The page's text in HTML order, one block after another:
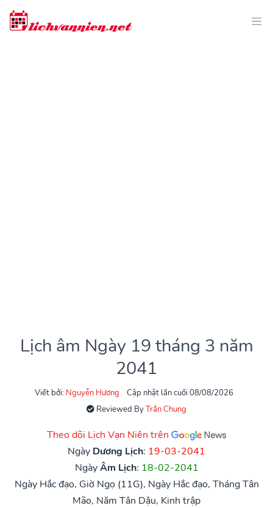
Lịch âm Ngày 19 tháng 3 năm
2041
Viết bởi: Nguyễn Hương
Cập nhật lần cuối 08/08/2026
Reviewed ByTrần Chung
Theo dõi Lịch Vạn Niên trên
Ngày Dương Lịch: 19-03-2041
NgàyÂm Lịch: 18-02-2041
Ngày Hắc đạo, Giờ Ngọ (11G), Ngày Hắc đạo, Tháng Tân
Mão, Năm Tân Dậu, Kinh trập